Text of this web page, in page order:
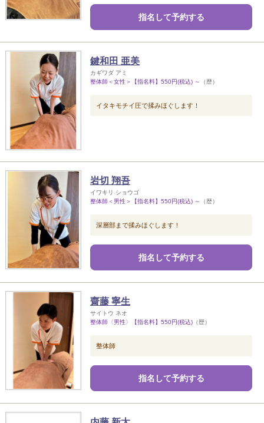
指名して予約する
鍵和田 亜美
カギワダ アミ
整体師＜女性＞【指名料】550円(税込) ～
（歴）
イタキモチイ圧で揉みほぐします！
岩切 翔吾
イワキリ ショウゴ
整体師＜男性＞【指名料】550円(税込) ～
（歴）
深層部まで揉みほぐします！
指名して予約する
齋藤 寧生
サイトウ ネオ
整体師〈男性〉【指名料】550円(税込) （歴）
整体師
指名して予約する